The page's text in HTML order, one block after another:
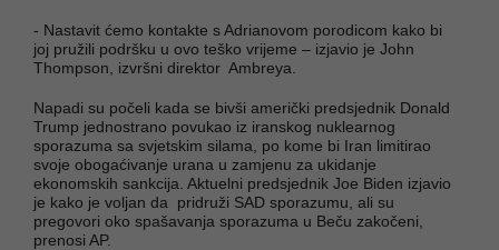
- Nastavit ćemo kontakte s Adrianovom porodicom kako bi
joj pružili podršku u ovo teško vrijeme – izjavio je John
Thompson, izvršni direktor Ambreya.
Napadi su počeli kada se bivši američki predsjednik Donald
Trump jednostrano povukao iz iranskog nuklearnog
sporazuma sa svjetskim silama, po kome bi Iran limitirao
svoje obogaćivanje urana u zamjenu za ukidanje
ekonomskih sankcija. Aktuelni predsjednik Joe Biden izjavio
je kako je voljan da pridruži SAD sporazumu, ali su
pregovori oko spašavanja sporazuma u Beču zakočeni,
prenosi AP.